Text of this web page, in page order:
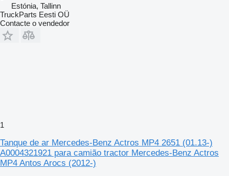
Estónia, Tallinn
TruckParts Eesti OÜ
Contacte o vendedor
1
Tanque de ar Mercedes-Benz Actros MP4 2651 (01.13-)
A0004321921 para camião tractor Mercedes-Benz Actros
MP4 Antos Arocs (2012-)